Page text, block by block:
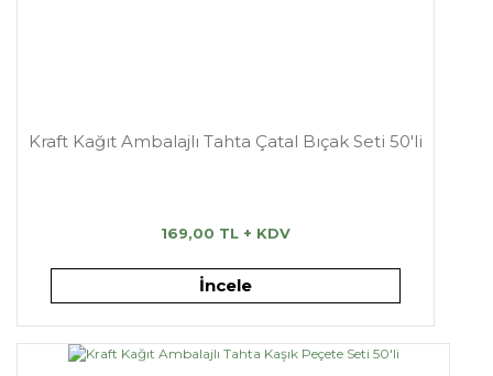
Kraft Kağıt Ambalajlı Tahta Çatal Bıçak Seti 50'li
169,00 TL + KDV
İncele